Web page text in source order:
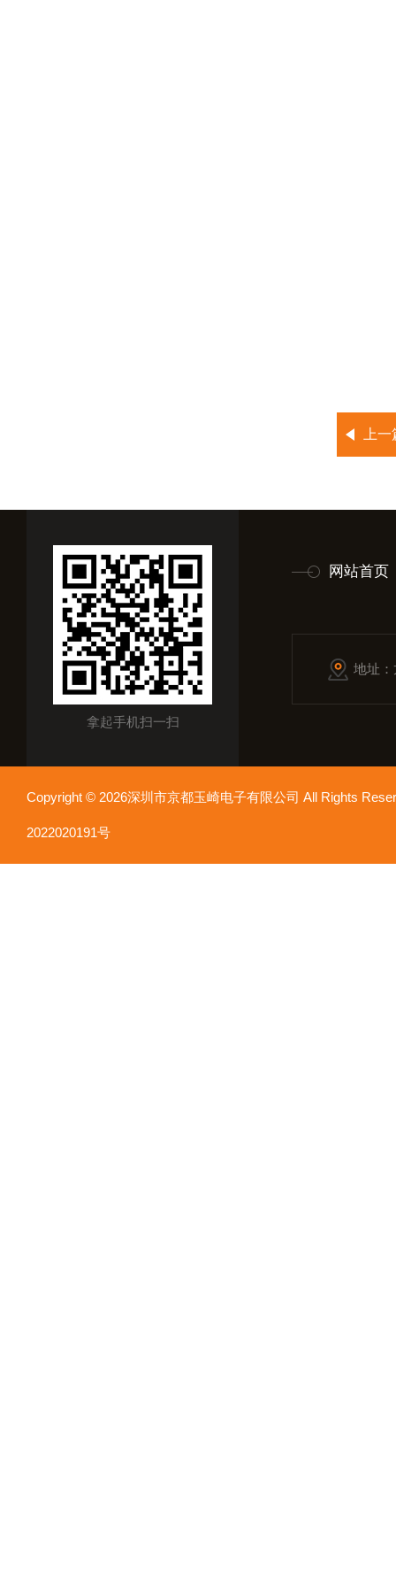
上
拿起手机扫一扫
网站首页
地址
Copyright © 2026深圳市京都玉崎电子有限公司 All Rights
2022020191号